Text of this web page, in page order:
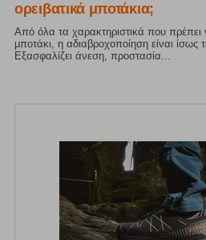
ορειβατικά μποτάκια;
Από όλα τα χαρακτηριστικά που πρέπει
μποτάκι, η αδιαβροχοποίηση είναι ίσως
Εξασφαλίζει άνεση, προστασία...